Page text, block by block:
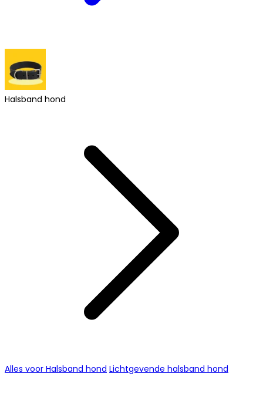
Halsband hond
Alles voor Halsband hond Lichtgevende halsband hond